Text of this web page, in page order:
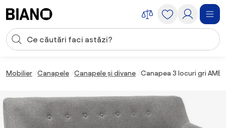
Introducerea căutării
Mobilier Canapele Canapele și divane Canapea 3 locuri gri